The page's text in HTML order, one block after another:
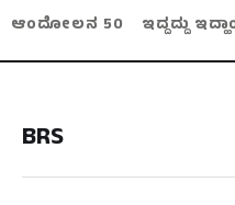
ಆಂದೋಲನ 50
ಇದ್ದದ್ದು
BRS